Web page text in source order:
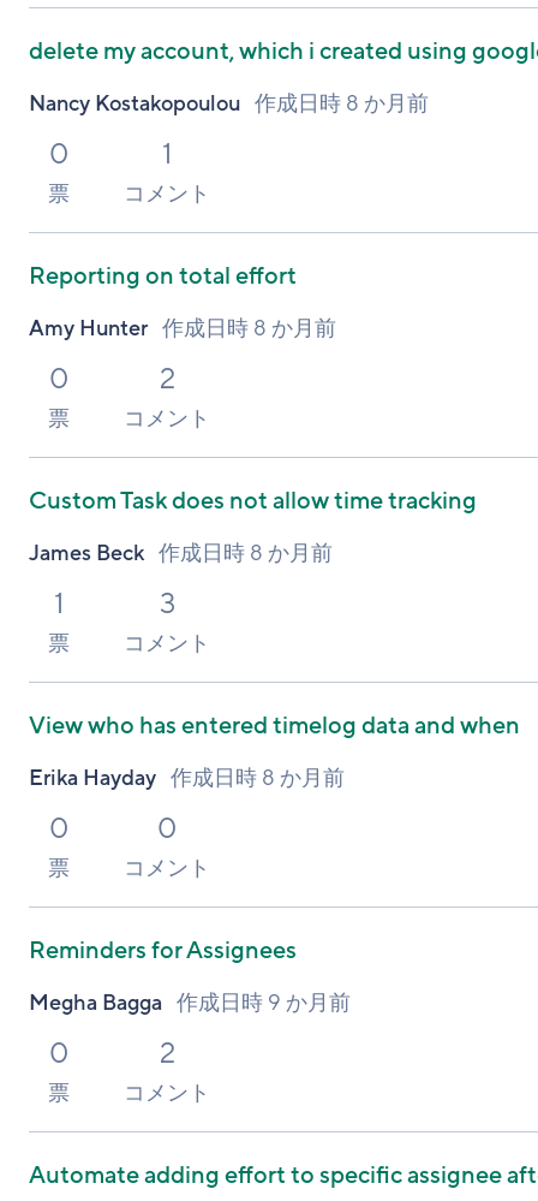
delete my account, which i created using
Nancy Kostakopoulou 作成日時 8 か月前
0
票
1
コメント
Reporting on total effort
Amy Hunter 作成日時 8 か月前
0
票
2
コメント
Custom Task does not allow time tracking
James Beck 作成日時 8 か月前
1
票
3
コメント
View who has entered timelog data and when
Erika Hayday 作成日時 8 か月前
0
票
0
コメント
Reminders for Assignees
Megha Bagga 作成日時 9 か月前
0
票
2
コメント
Automate adding effort to specific assignee